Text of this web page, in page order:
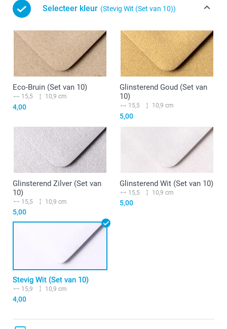
Selecteer kleur (Stevig Wit (Set van 10))
Eco-Bruin (Set van 10)
15,5 10,9 cm
4,00
Glinsterend Goud (Set van
10)
15,5 10,9 cm
5,00
Glinsterend Zilver (Set van
10)
15,5 10,9 cm
5,00
Glinsterend Wit (Set van 10)
15,5 10,9 cm
5,00
Stevig Wit (Set van 10)
15,9 10,9 cm
4,00